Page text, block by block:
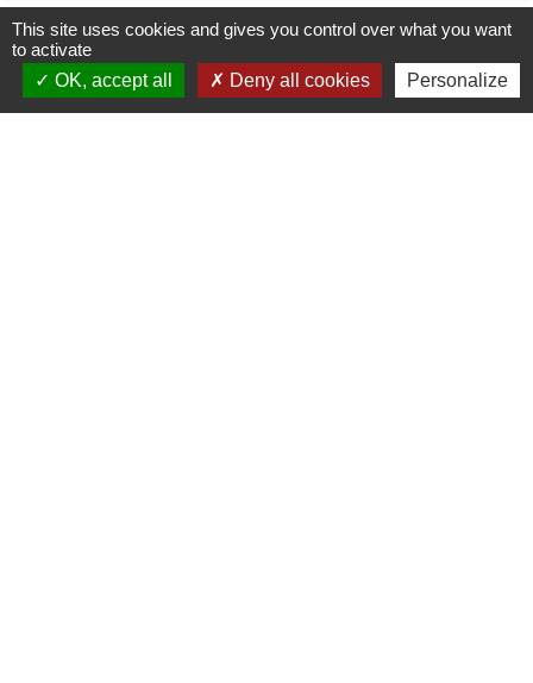
This site uses cookies and gives you control over what you want
to activate
OK, accept all
Deny all cookies Personalize